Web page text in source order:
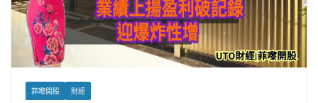
菲嚟開股 財經